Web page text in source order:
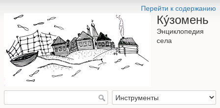
Перейти к содержанию
Кýзомень
Энциклопедия
села